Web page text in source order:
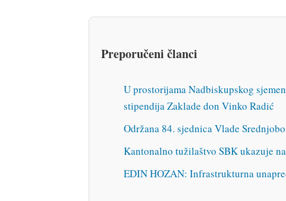
Preporučeni članci
U prostorijama Nadbiskupskog
stipendija Zaklade don Vinko Radić
Održana 84. sjednica Vlade
Kantonalno tužilaštvo SBK ukazuje
EDIN HOZAN: Infrastrukturna